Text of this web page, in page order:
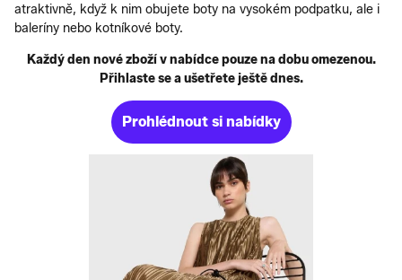
atraktivně, když k nim obujete boty na vysokém podpatku, ale i
baleríny nebo kotníkové boty.
Každý den nové zboží v nabídce pouze na dobu omezenou.
Přihlaste se a ušetřete ještě dnes.
Prohlédnout si nabídky